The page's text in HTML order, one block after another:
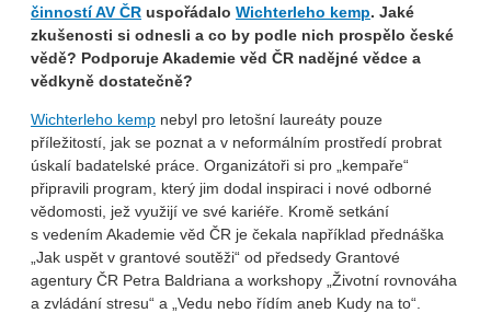
činností AV ČR uspořádalo Wichterleho kemp. Jaké
zkušenosti si odnesli a co by podle nich prospělo české
vědě? Podporuje Akademie věd ČR nadějné vědce a
vědkyně dostatečně?
Wichterleho kemp nebyl pro letošní laureáty pouze
příležitostí, jak se poznat a v neformálním prostředí probrat
úskalí badatelské práce. Organizátoři si pro „kempaře“
připravili program, který jim dodal inspiraci i nové odborné
vědomosti, jež využijí ve své kariéře. Kromě setkání
s vedením Akademie věd ČR je čekala například přednáška
„Jak uspět v grantové soutěži“ od předsedy Grantové
agentury ČR Petra Baldriana a workshopy „Životní rovnováha
a zvládání stresu“ a „Vedu nebo řídím aneb Kudy na to“.